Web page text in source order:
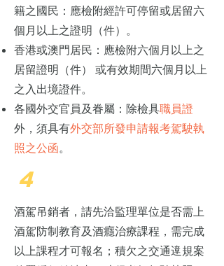
籍之國民：應檢附經許可停留或居留六
個月以上之證明（件）。
香港或澳門居民：應檢附六個月以上之
居留證明（件） 或有效期間六個月以上
之入出境證件。
各國外交官員及眷屬：除檢具職員證
外，須具有外交部所發申請報考駕駛執
照之公函。
4
酒駕吊銷者，請先洽監理單位是否需上
酒駕防制教育及酒癮治療課程，需完成
以上課程才可報名；積欠之交通遧規案